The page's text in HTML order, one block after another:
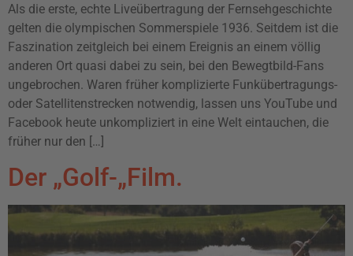
Als die erste, echte Liveübertragung der Fernsehgeschichte
gelten die olympischen Sommerspiele 1936. Seitdem ist die
Faszination zeitgleich bei einem Ereignis an einem völlig
anderen Ort quasi dabei zu sein, bei den Bewegtbild-Fans
ungebrochen. Waren früher komplizierte Funkübertragungs-
oder Satellitenstrecken notwendig, lassen uns YouTube und
Facebook heute unkompliziert in eine Welt eintauchen, die
früher nur den […]
Der „Golf-„Film.